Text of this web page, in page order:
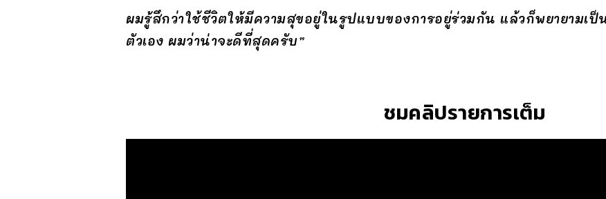
ผมรู้สึกว่าใช้ชีวิตให้มีความสุขอยู่ในรูปแบบของการอยู่ร่วมกัน แล้วก็พยายาม
ตัวเอง ผมว่าน่าจะดีที่สุดครับ”
ชมคลิปรายการเต็ม